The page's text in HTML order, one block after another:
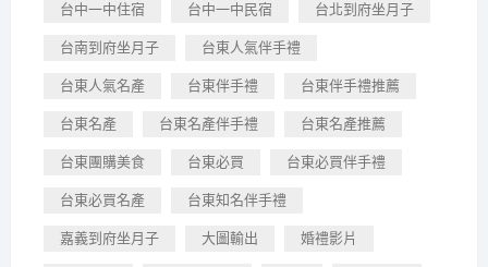
台中一中住宿 台中一中民宿 台北到府坐月子
台南到府坐月子 台東人氣伴手禮
台東人氣名產 台東伴手禮 台東伴手禮推薦
台東名產 台東名產伴手禮 台東名產推薦
台東團購美食 台東必買 台東必買伴手禮
台東必買名產 台東知名伴手禮
嘉義到府坐月子 大圖輸出 婚禮影片